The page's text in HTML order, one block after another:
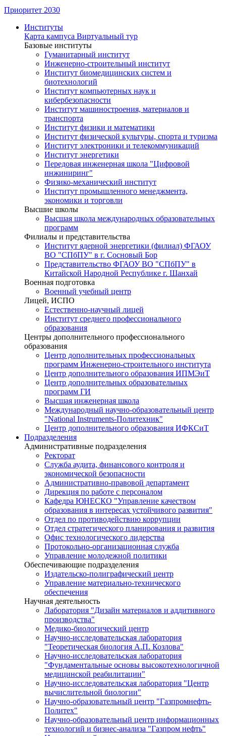
Приоритет 2030
Институты
Карта кампуса Виртуальный тур
Базовые институты
Гуманитарный институт
Инженерно-строительный институт
Институт биомедицинских систем и
биотехнологий
Институт компьютерных наук и
кибербезопасности
Институт машиностроения, материалов и
транспорта
Институт физики и математики
Институт физической культуры, спорта и туризма
Институт электроники и телекоммуникаций
Институт энергетики
Передовая инженерная школа "Цифровой
инжиниринг"
Физико-механический институт
Институт промышленного менеджмента,
экономики и торговли
Высшие школы
Высшая школа международных образовательных
программ
Филиалы и представительства
Институт ядерной энергетики (филиал) ФГАОУ
ВО "СПбПУ" в г. Сосновый Бор
Представительство ФГАОУ ВО "СПбПУ" в
Китайской Народной Республике г. Шанхай
Военная подготовка
Военный учебный центр
Лицей, ИСПО
Естественно-научный лицей
Институт среднего профессионального
образования
Центры дополнительного профессионального
образования
Центр дополнительных профессиональных
программ Инженерно-строительного института
Центр дополнительного образования ИПМЭиТ
Центр дополнительных образовательных
программ ГИ
Высшая инженерная школа
Международный научно-образовательный центр
"National Instruments-Политехник"
Центр дополнительного образования ИФКСиТ
Подразделения
Административные подразделения
Ректорат
Служба аудита, финансового контроля и
экономической безопасности
Административно-правовой департамент
Дирекция по работе с персоналом
Кафедра ЮНЕСКО "Управление качеством
образования в интересах устойчивого развития"
Отдел по противодействию коррупции
Отдел стратегического планирования и развития
Офис технологического лидерства
Протокольно-организационная служба
Управление молодежной политики
Обеспечивающие подразделения
Издательско-полиграфический центр
Управление материально-технического
обеспечения
Научная деятельность
Лаборатория "Дизайн материалов и аддитивного
производства"
Медико-биологический центр
Научно-исследовательская лаборатория
"Теоретическая биология А.П. Козлова"
Научно-исследовательская лаборатория
"Фундаментальные основы высокотехнологичной
медицинской реабилитации"
Научно-исследовательская лаборатория "Центр
вычислительной биологии"
Научно-образовательный центр "Газпромнефть-
Политех"
Научно-образовательный центр информационных
технологий и бизнес-анализа "Газпром нефть"